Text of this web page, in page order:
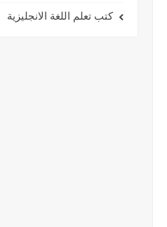
كتب تعلم اللغة الانجليزية